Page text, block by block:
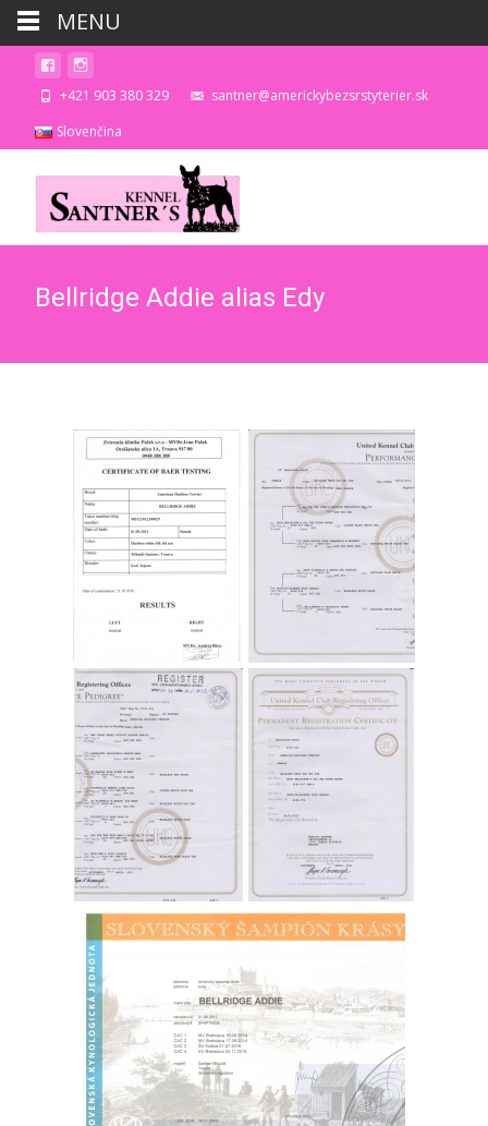
+421 903 380 329
santner@americkybezsrstyterier.sk
Slovenčina
Bellridge Addie alias Edy
MENU